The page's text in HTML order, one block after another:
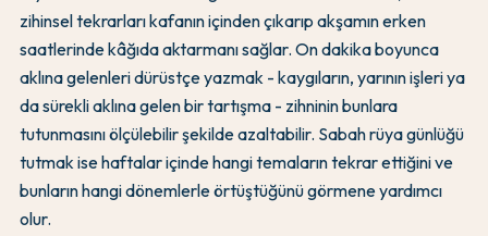
zihinsel tekrarları kafanın içinden çıkarıp akşamın erken
saatlerinde kâğıda aktarmanı sağlar. On dakika boyunca
aklına gelenleri dürüstçe yazmak - kaygıların, yarının işleri ya
da sürekli aklına gelen bir tartışma - zihninin bunlara
tutunmasını ölçülebilir şekilde azaltabilir. Sabah rüya günlüğü
tutmak ise haftalar içinde hangi temaların tekrar ettiğini ve
bunların hangi dönemlerle örtüştüğünü görmene yardımcı
olur.